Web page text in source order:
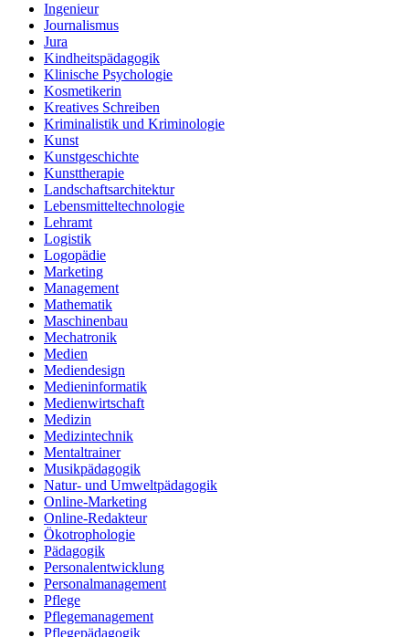
Ingenieur
Journalismus
Jura
Kindheitspädagogik
Klinische Psychologie
Kosmetikerin
Kreatives Schreiben
Kriminalistik und Kriminologie
Kunst
Kunstgeschichte
Kunsttherapie
Landschaftsarchitektur
Lebensmitteltechnologie
Lehramt
Logistik
Logopädie
Marketing
Management
Mathematik
Maschinenbau
Mechatronik
Medien
Mediendesign
Medieninformatik
Medienwirtschaft
Medizin
Medizintechnik
Mentaltrainer
Musikpädagogik
Natur- und Umweltpädagogik
Online-Marketing
Online-Redakteur
Ökotrophologie
Pädagogik
Personalentwicklung
Personalmanagement
Pflege
Pflegemanagement
Pflegepädagogik